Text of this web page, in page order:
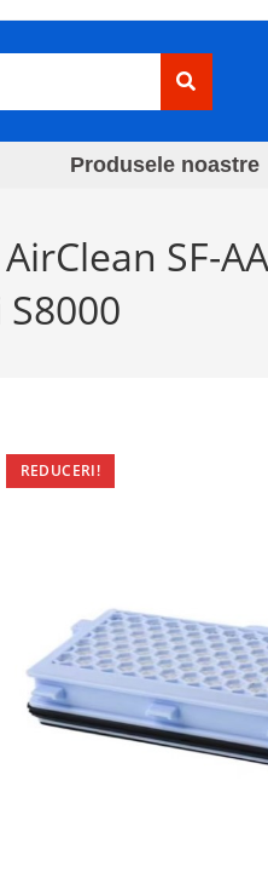
Produsele noastre
SF-
S8000
REDUCERI!